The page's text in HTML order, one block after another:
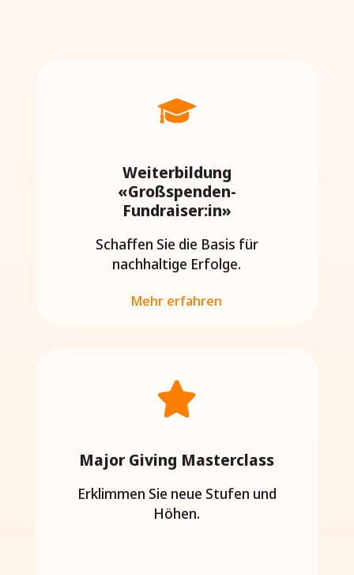
Weiterbildung
«Großspenden-
Fundraiser:in»
Schaffen Sie die Basis für
nachhaltige Erfolge.
Major Giving Masterclass
Erklimmen Sie neue Stufen und
Höhen.